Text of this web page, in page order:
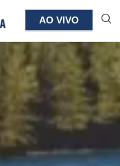
AO VIVO